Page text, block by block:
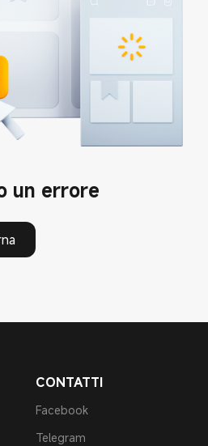
un errore
CONTATTI
Facebook
Telegram